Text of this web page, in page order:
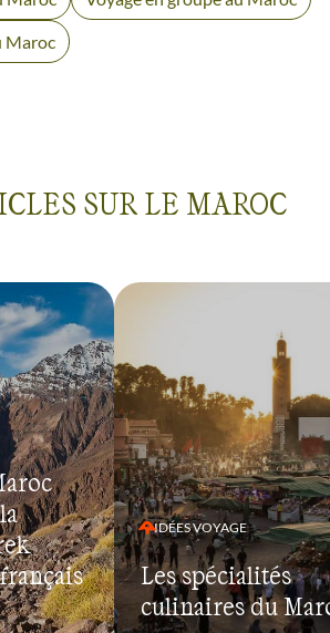
Maroc
SUR LE MAROC
IDÉES VOYAGE
Les spécialités
culinaires du